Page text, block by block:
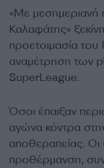
«Με μεσημεριανή
Καλαφάτης»
προετοιμασία του
αναμέτρηση των
SuperLeague.
Όσοι έπαιξαν
αγώνα κόντρα
αποθεραπείας. Οι
προθέρμανση,